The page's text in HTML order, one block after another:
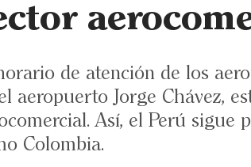
de atención de los
aeropuerto Jorge Chávez,
Así, el Perú sigue
Colombia.